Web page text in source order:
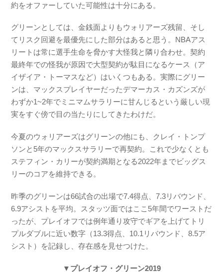
約をオファーしていた可能性は十分にある。
グリーンとしては、金銭面よりもウォリアーズ残留、そし
てリスク回避を最優先にした部分はあると思う。NBAアス
リートは常に選手生命を脅かす大怪我と隣り合わせ。契約
最終年での怪我が原因で大型契約が駄目になるケース（ア
イザイア・トーマスなど）はいくつもある。実際にグリー
ンは、マックスプレイヤーだったデマーカス・カズンズが
わずか1~2年でミニマムサラリーに甘んじるという厳しい現
実をすぐ傍で目の当たりにしてきたわけだ。
今夏のウォリアーズはグリーンの他にも、クレイ・トンプ
ソンと5年のマックスサラリーで再契約。これで少なくとも
ステフィン・カリーが契約満期となる2022年までビッグス
リーのコアを維持できる。
昨季のグリーンは66試合の出場で7.4得点、7.3リバウンド、
6.9アシストを平均。スタッツ面ではここ5年間でワーストだ
ったが、プレイオフでは例年通り攻守でギアを上げてトリ
プルダブルに近い数字（13.3得点、10.1リバウンド、8.5ア
シスト）を記録し、存在感を見せつけた。
▼プレイオフ・グリーン2019